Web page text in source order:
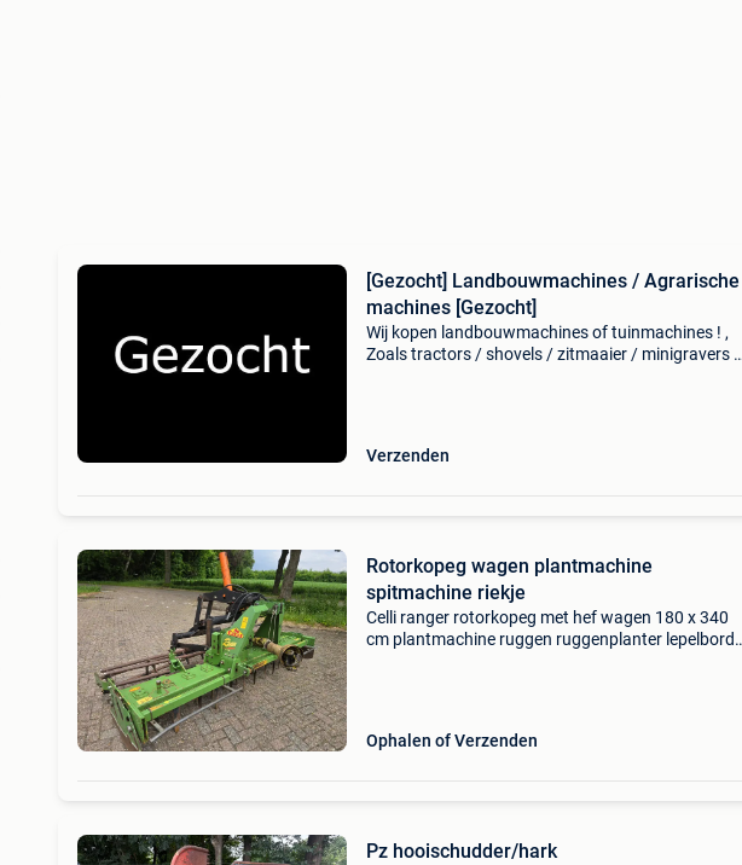
[Gezocht] Landbouwmachines / Agrarische
machines [Gezocht]
Wij kopen landbouwmachines of tuinmachines ! ,
Zoals tractors / shovels / zitmaaier / minigravers /
Verzenden
Rotorkopeg wagen plantmachine
spitmachine riekje
Celli ranger rotorkopeg met hef wagen 180 x 340
cm plantmachine ruggen ruggenplanter lepelbord
Ophalen of Verzenden
Pz hooischudder/hark